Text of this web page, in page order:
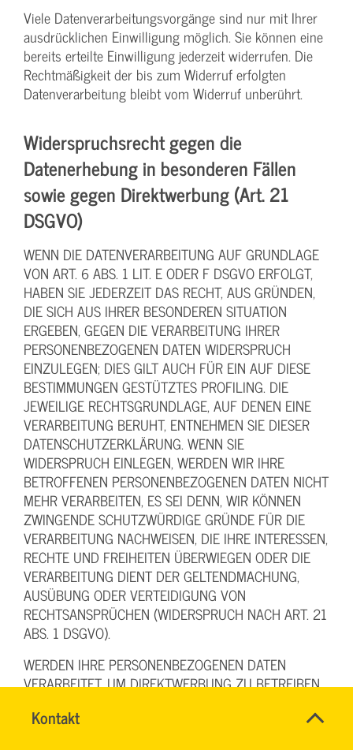
Kontakt
Name*
Viele Datenverarbeitungsvorgänge sind nur mit Ihrer
ausdrücklichen Einwilligung möglich. Sie können eine
bereits erteilte Einwilligung jederzeit widerrufen. Die
Rechtmäßigkeit der bis zum Widerruf erfolgten
Datenverarbeitung bleibt vom Widerruf unberührt.
Widerspruchsrecht gegen die
Datenerhebung in besonderen Fällen
sowie gegen Direktwerbung (Art. 21
DSGVO)
WENN DIE DATENVERARBEITUNG AUF GRUNDLAGE
VON ART. 6 ABS. 1 LIT. E ODER F DSGVO ERFOLGT,
HABEN SIE JEDERZEIT DAS RECHT, AUS GRÜNDEN,
DIE SICH AUS IHRER BESONDEREN SITUATION
ERGEBEN, GEGEN DIE VERARBEITUNG IHRER
PERSONENBEZOGENEN DATEN WIDERSPRUCH
EINZULEGEN; DIES GILT AUCH FÜR EIN AUF DIESE
BESTIMMUNGEN GESTÜTZTES PROFILING. DIE
JEWEILIGE RECHTSGRUNDLAGE, AUF DENEN EINE
VERARBEITUNG BERUHT, ENTNEHMEN SIE DIESER
DATENSCHUTZERKLÄRUNG. WENN SIE
WIDERSPRUCH EINLEGEN, WERDEN WIR IHRE
BETROFFENEN PERSONENBEZOGENEN DATEN NICHT
MEHR VERARBEITEN, ES SEI DENN, WIR KÖNNEN
ZWINGENDE SCHUTZWÜRDIGE GRÜNDE FÜR DIE
VERARBEITUNG NACHWEISEN, DIE IHRE INTERESSEN,
RECHTE UND FREIHEITEN ÜBERWIEGEN ODER DIE
VERARBEITUNG DIENT DER GELTENDMACHUNG,
AUSÜBUNG ODER VERTEIDIGUNG VON
RECHTSANSPRÜCHEN (WIDERSPRUCH NACH ART. 21
ABS. 1 DSGVO).
WERDEN IHRE PERSONENBEZOGENEN DATEN
VERARBEITET, UM DIREKTWERBUNG ZU BETREIBEN,
WIDERSPRUCH GEGEN DIE VERARBEITUNG SIE